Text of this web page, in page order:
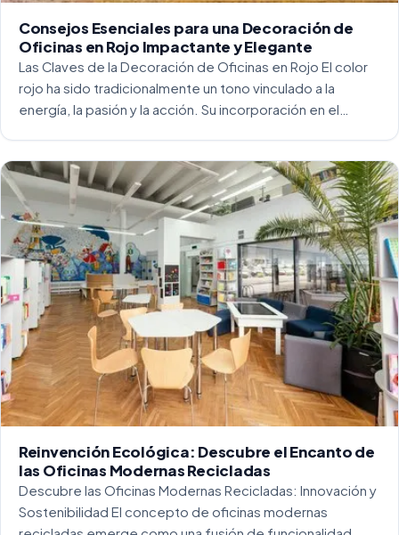
Consejos Esenciales para una Decoración de
Oficinas en Rojo Impactante y Elegante
Las Claves de la Decoración de Oficinas en Rojo El color
rojo ha sido tradicionalmente un tono vinculado a la
energía, la pasión y la acción. Su incorporación en el
Reinvención Ecológica: Descubre el Encanto de
las Oficinas Modernas Recicladas
Descubre las Oficinas Modernas Recicladas: Innovación y
Sostenibilidad El concepto de oficinas modernas